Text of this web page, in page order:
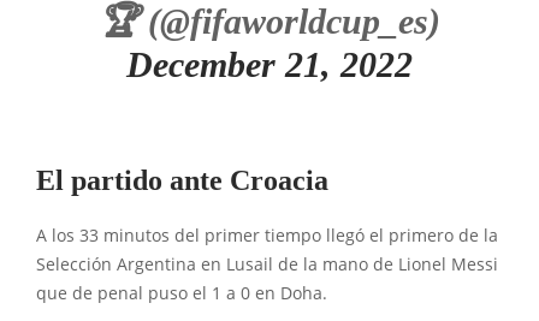
🏆 (@fifaworldcup_es)
December 21, 2022
El partido ante Croacia
A los 33 minutos del primer tiempo llegó el primero de la
Selección Argentina en Lusail de la mano de Lionel Messi
que de penal puso el 1 a 0 en Doha.